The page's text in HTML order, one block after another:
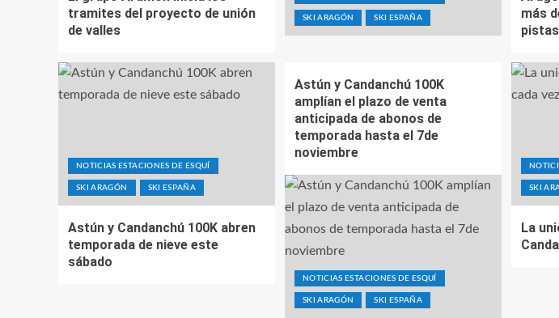
tramites del proyecto de unión
de valles
SKI ARAGÓN SKI ESPAÑA
más
NOTICIAS ESTACIONES DE ESQUÍ
SKI ARAGÓN SKI ESPAÑA
Astún y Candanchú 100K abren
temporada de nieve este
sábado
NOTICIAS ESTACIONES DE ESQUÍ
SKI ARAGÓN SKI ESPAÑA
Astún y Candanchú 100K
amplían el plazo de venta
anticipada de abonos de
temporada hasta el 7de
noviembre
SKI
La